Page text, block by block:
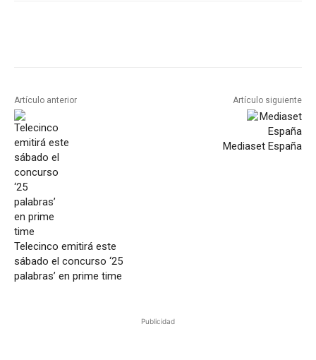
Artículo anterior
Telecinco emitirá este
sábado el concurso ‘25
palabras’ en prime time
Artículo siguiente
Mediaset España
Publicidad